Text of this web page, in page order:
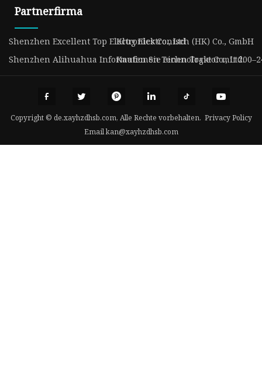
Partnerfirma
Shenzhen Excellent Top Electronics Co., LtdKlug Elektronisch (HK) Co., GmbH
Shenzhen Alihuahua Informationen Technologie Co., Ltd.
Kaufen Sie einen Traktor mit
Copyright © de.xayhzdhsb.com, Alle Rechte vorbehalten. Privacy Policy
Emailkan@xayhzdhsb.com